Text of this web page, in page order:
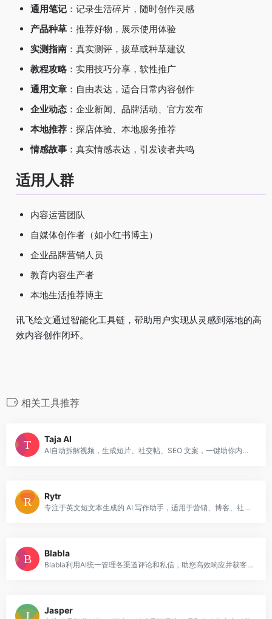
通用笔记 ：记录生活碎片，随时创作灵感
产品种草 ：推荐好物，展示使用体验
实测指南 ：真实测评，拔草或种草建议
教程攻略 ：实用技巧分享，软性推广
通用文章 ：自由表达，适合日常内容创作
企业动态 ：企业新闻、品牌活动、官方发布
本地推荐 ：探店体验、本地服务推荐
情感故事 ：真实情感表达，引发读者共鸣
适用人群
内容运营团队
自媒体创作者（如小红书博主）
企业品牌营销人员
教育内容生产者
本地生活推荐博主
讯飞绘文通过智能化工具链，帮助用户实现从灵感到落地的高
效内容创作闭环。
相关工具推荐
Taja AI
AI自动拆解视频，生成短片、社交帖、SEO 文案，一键助你内容倍增
Rytr
专注于英文短文本生成的 AI 写作助手，适用于营销、博客、社交媒体、电子邮件等多种场景。
Blabla
Blabla利用AI统一管理各渠道评论和私信，助您高效响应并获客。
Jasper